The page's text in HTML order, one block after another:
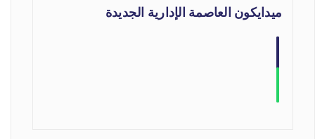
ميدايكون العاصمة الإدارية الجديدة